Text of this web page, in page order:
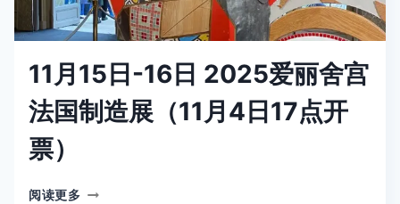
11月15日-16日 2025爱丽舍宫
法国制造展（11月4日17点开
票）
阅读更多 11